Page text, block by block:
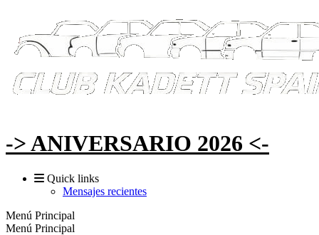
-> ANIVERSARIO 2026 <-
Quick links
Mensajes recientes
Menú Principal
Menú Principal